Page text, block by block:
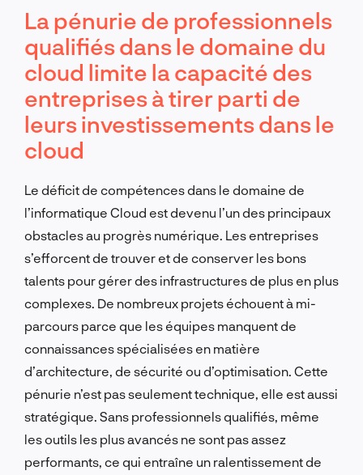
La pénurie de professionnels
qualifiés dans le domaine du
cloud limite la capacité des
entreprises à tirer parti de
leurs investissements dans le
cloud
Le déficit de compétences dans le domaine de
l’informatique Cloud est devenu l’un des principaux
obstacles au progrès numérique. Les entreprises
s’efforcent de trouver et de conserver les bons
talents pour gérer des infrastructures de plus en plus
complexes. De nombreux projets échouent à mi-
parcours parce que les équipes manquent de
connaissances spécialisées en matière
d’architecture, de sécurité ou d’optimisation. Cette
pénurie n’est pas seulement technique, elle est aussi
stratégique. Sans professionnels qualifiés, même
les outils les plus avancés ne sont pas assez
performants, ce qui entraîne un ralentissement de